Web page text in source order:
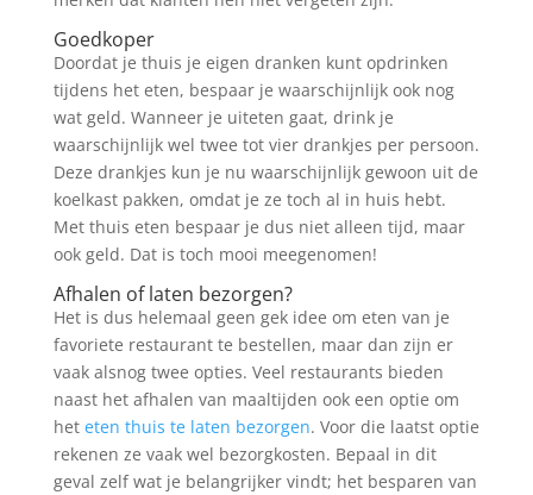
Goedkoper
Doordat je thuis je eigen dranken kunt opdrinken
tijdens het eten, bespaar je waarschijnlijk ook nog
wat geld. Wanneer je uiteten gaat, drink je
waarschijnlijk wel twee tot vier drankjes per persoon.
Deze drankjes kun je nu waarschijnlijk gewoon uit de
koelkast pakken, omdat je ze toch al in huis hebt.
Met thuis eten bespaar je dus niet alleen tijd, maar
ook geld. Dat is toch mooi meegenomen!
Afhalen of laten bezorgen?
Het is dus helemaal geen gek idee om eten van je
favoriete restaurant te bestellen, maar dan zijn er
vaak alsnog twee opties. Veel restaurants bieden
naast het afhalen van maaltijden ook een optie om
het eten thuis te laten bezorgen. Voor die laatst optie
rekenen ze vaak wel bezorgkosten. Bepaal in dit
geval zelf wat je belangrijker vindt; het besparen van